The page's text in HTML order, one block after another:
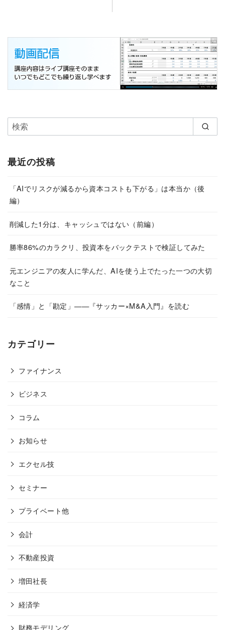
最近の投稿
「AIでリスクが減るから資本コストも下がる」は本当か（後
編）
削減した1分は、キャッシュではない（前編）
勝率86%のカラクリ、投資本をバックテストで検証してみた
元エンジニアの友人に学んだ、AIを使う上でたった一つの大切
なこと
「感情」と「勘定」——『サッカー×M&A入門』を読む
カテゴリー
ファイナンス
ビジネス
コラム
お知らせ
エクセル技
セミナー
プライベート他
会計
不動産投資
増田社長
経済学
財務モデリング